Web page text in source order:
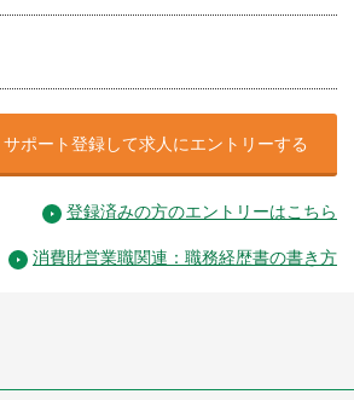
サポート登録して求人にエントリーする
登録済みの方のエントリーはこちら
消費財営業職関連：職務経歴書の書き方